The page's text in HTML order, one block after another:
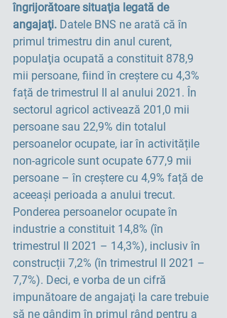
îngrijorătoare situaţia legată de
angajaţi. Datele BNS ne arată că în
primul trimestru din anul curent,
populaţia ocupată a constituit 878,9
mii persoane, fiind în creștere cu 4,3%
față de trimestrul II al anului 2021. În
sectorul agricol activează 201,0 mii
persoane sau 22,9% din totalul
persoanelor ocupate, iar în activitățile
non-agricole sunt ocupate 677,9 mii
persoane – în creștere cu 4,9% față de
aceeași perioada a anului trecut.
Ponderea persoanelor ocupate în
industrie a constituit 14,8% (în
trimestrul II 2021 – 14,3%), inclusiv în
construcții 7,2% (în trimestrul II 2021 –
7,7%). Deci, e vorba de un cifră
impunătoare de angajaţi la care trebuie
să ne gândim în primul rând pentru a